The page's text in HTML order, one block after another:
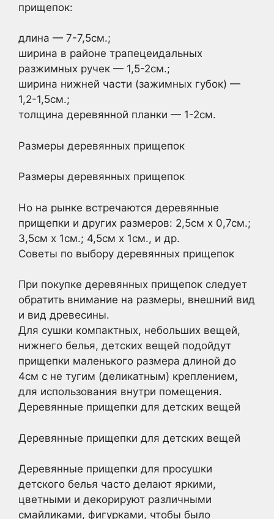
прищепок:
длина — 7-7,5см.;
ширина в районе трапецеидальных
разжимных ручек — 1,5-2см.;
ширина нижней части (зажимных губок) —
1,2-1,5см.;
толщина деревянной планки — 1-2см.
Размеры деревянных прищепок
Размеры деревянных прищепок
Но на рынке встречаются деревянные
прищепки и других размеров: 2,5см х 0,7см.;
3,5см х 1см.; 4,5см х 1см., и др.
Советы по выбору деревянных прищепок
При покупке деревянных прищепок следует
обратить внимание на размеры, внешний вид
и вид древесины.
Для сушки компактных, небольших вещей,
нижнего белья, детских вещей подойдут
прищепки маленького размера длиной до
4см с не тугим (деликатным) креплением,
для использования внутри помещения.
Деревянные прищепки для детских вещей
Деревянные прищепки для детских вещей
Деревянные прищепки для просушки
детского белья часто делают яркими,
цветными и декорируют различными
смайликами, фигурками, чтобы было